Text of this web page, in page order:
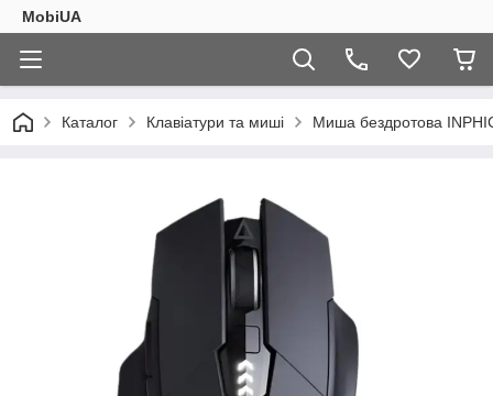
MobiUA
Каталог Клавіатури та миші Миша бездротова